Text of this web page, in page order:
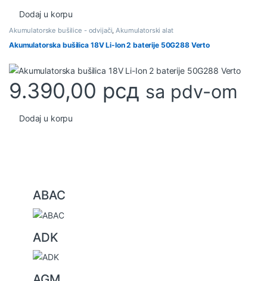
Dodaj u korpu
Akumulatorske bušilice - odvijači,Akumulatorski alat
Akumulatorska bušilica 18V Li-Ion 2 baterije 50G288 Verto
9.390,00 рсд sa pdv-om
Dodaj u korpu
ABAC
ADK